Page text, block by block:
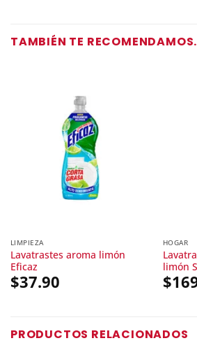
TAMBIÉN TE
LIMPIEZA
Lavatrastes aroma limón
Eficaz
$37.90
HOGAR
limón
$
PRODUCTOS RELACIONADOS